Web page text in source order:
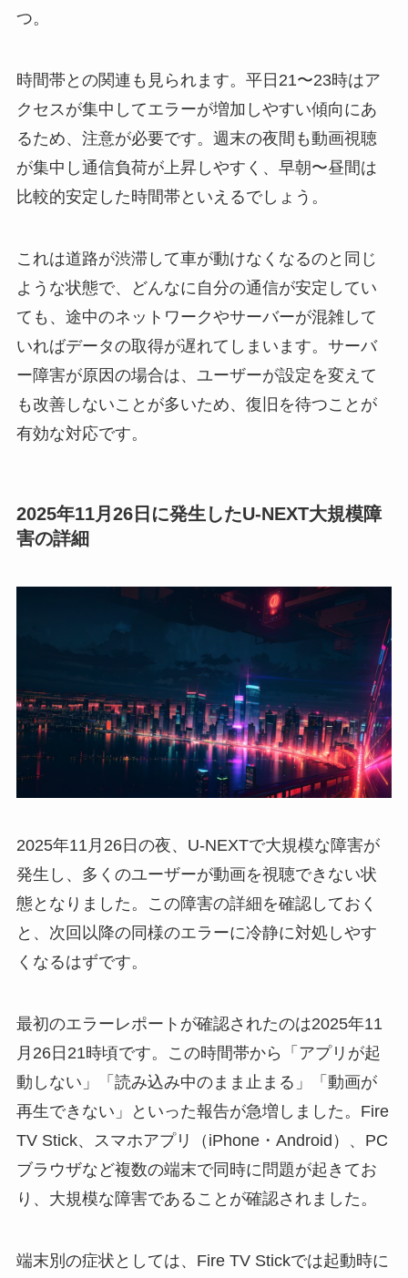
つ。
時間帯との関連も見られます。平日21〜23時はア
クセスが集中してエラーが増加しやすい傾向にあ
るため、注意が必要です。週末の夜間も動画視聴
が集中し通信負荷が上昇しやすく、早朝〜昼間は
比較的安定した時間帯といえるでしょう。
これは道路が渋滞して車が動けなくなるのと同じ
ような状態で、どんなに自分の通信が安定してい
ても、途中のネットワークやサーバーが混雑して
いればデータの取得が遅れてしまいます。サーバ
ー障害が原因の場合は、ユーザーが設定を変えて
も改善しないことが多いため、復旧を待つことが
有効な対応です。
2025年11月26日に発生したU-NEXT大規模障
害の詳細
2025年11月26日の夜、U-NEXTで大規模な障害が
発生し、多くのユーザーが動画を視聴できない状
態となりました。この障害の詳細を確認しておく
と、次回以降の同様のエラーに冷静に対処しやす
くなるはずです。
最初のエラーレポートが確認されたのは2025年11
月26日21時頃です。この時間帯から「アプリが起
動しない」「読み込み中のまま止まる」「動画が
再生できない」といった報告が急増しました。Fire
TV Stick、スマホアプリ（iPhone・Android）、PC
ブラウザなど複数の端末で同時に問題が起きてお
り、大規模な障害であることが確認されました。
端末別の症状としては、Fire TV Stickでは起動時に